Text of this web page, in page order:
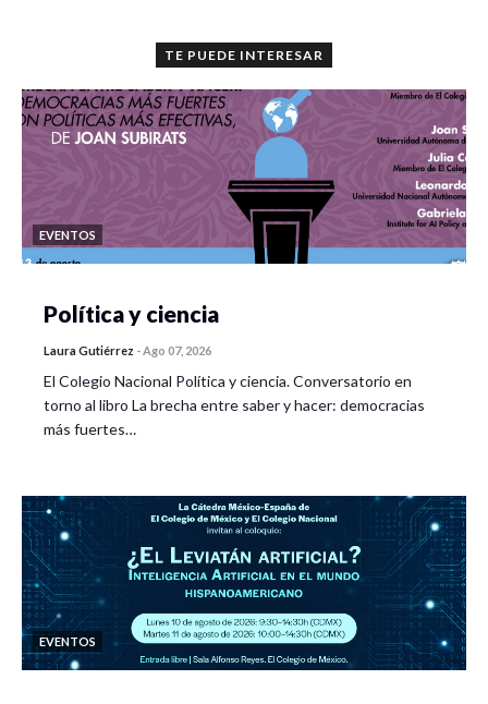
TE PUEDE INTERESAR
EVENTOS
Política y ciencia
Laura Gutiérrez -Ago 07, 2026
El Colegio Nacional Política y ciencia. Conversatorio en
torno al libro La brecha entre saber y hacer: democracias
más fuertes…
EVENTOS